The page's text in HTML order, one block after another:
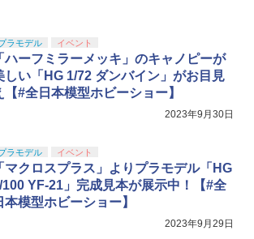
ラモデル イベント
ハーフミラーメッキ」のキャノピーが
しい「HG 1/72 ダンバイン」がお目見
【#全日本模型ホビーショー】
2023年9月30日
ラモデル イベント
マクロスプラス」よりプラモデル「HG
100 YF-21」完成見本が展示中！【#全
本模型ホビーショー】
2023年9月29日